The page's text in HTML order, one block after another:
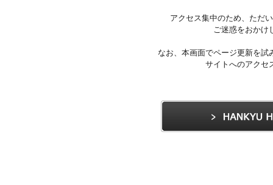
アクセス集中のため、ただ
ご迷惑をおかけ
なお、本画面でページ更新を
サイトへのアクセ